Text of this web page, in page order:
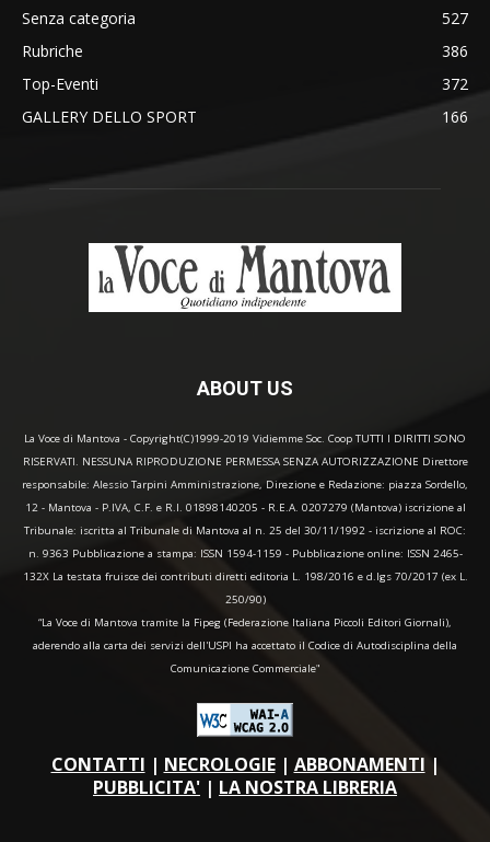
Senza categoria
527
Rubriche
386
Top-Eventi
372
GALLERY DELLO SPORT
166
ABOUT US
La Voce di Mantova - Copyright(C)1999-2019 Vidiemme Soc. Coop TUTTI I DIRITTI SONO
RISERVATI. NESSUNA RIPRODUZIONE PERMESSA SENZA AUTORIZZAZIONE Direttore
responsabile: Alessio Tarpini Amministrazione, Direzione e Redazione: piazza Sordello,
12 - Mantova - P.IVA, C.F. e R.I. 01898140205 - R.E.A. 0207279 (Mantova) iscrizione al
Tribunale: iscritta al Tribunale di Mantova al n. 25 del 30/11/1992 - iscrizione al ROC:
n. 9363 Pubblicazione a stampa: ISSN 1594-1159 - Pubblicazione online: ISSN 2465-
132X La testata fruisce dei contributi diretti editoria L. 198/2016 e d.lgs 70/2017 (ex L.
250/90)
“La Voce di Mantova tramite la Fipeg (Federazione Italiana Piccoli Editori Giornali),
aderendo alla carta dei servizi dell'USPI ha accettato il Codice di Autodisciplina della
Comunicazione Commerciale"
CONTATTI | NECROLOGIE| ABBONAMENTI |
PUBBLICITA' | LA NOSTRA LIBRERIA